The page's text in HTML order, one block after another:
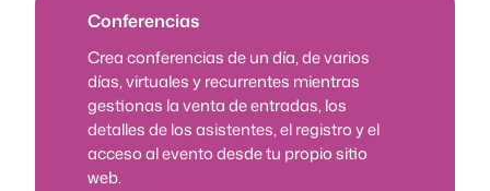
Conferencias
Crea conferencias de un día, de varios
días, virtuales y recurrentes mientras
gestionas la venta de entradas, los
detalles de los asistentes, el registro y el
acceso al evento desde tu propio sitio
web.